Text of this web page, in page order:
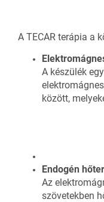
A TECAR terápia a
A készülék
között,
Endogén
Az
szövetekben